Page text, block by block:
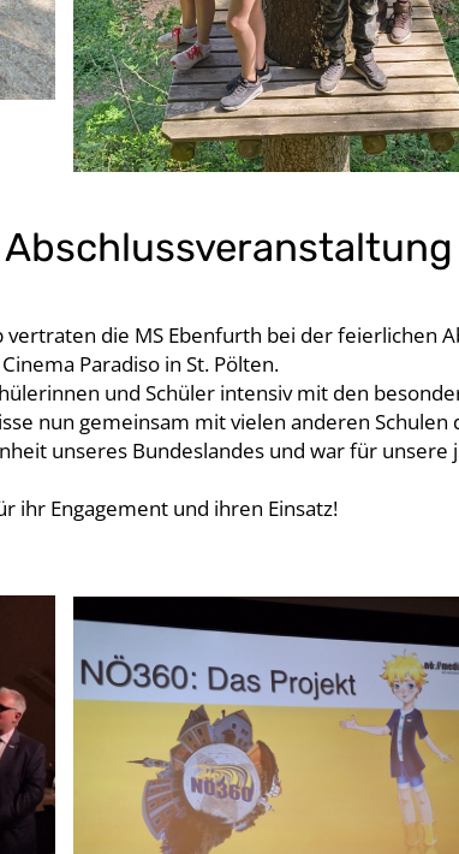
vertraten die MS Ebenfurth bei der feierlichen
Paradiso in St. Pölten.
und Schüler intensiv mit den
nun gemeinsam mit vielen anderen Schulen
unseres Bundeslandes und war für
ihr Engagement und ihren Einsatz!